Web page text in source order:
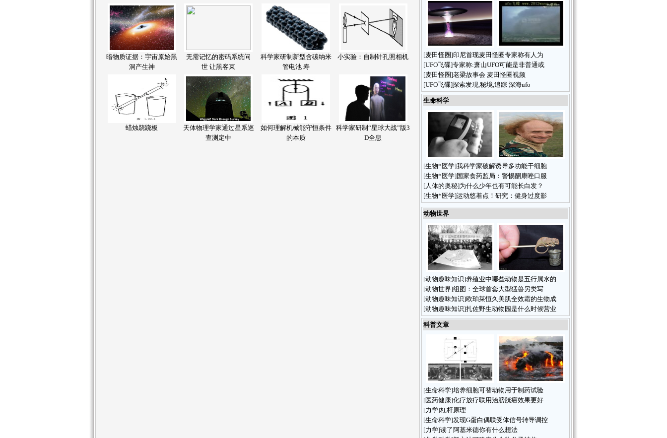
暗物质证据：宇宙原始黑
洞产生神
无需记忆的密码系统问
世 让黑客束
科学家研制新型含碳纳米
管电池 寿
小实验：自制针孔照相机
蜡烛跷跷板
天体物理学家通过星系巡
查测定中
如何理解机械能守恒条件
的本质
科学家研制“星球大战”版3
D全息
[麦田怪圈]印尼首现麦田怪圈专家称有人为
[UFO飞碟]专家称:萧山UFO可能是非普通或
[麦田怪圈]老梁故事会 麦田怪圈视频
[UFO飞碟]探索发现,秘境,追踪 深海ufo
生命科学
[生物*医学]我科学家破解诱导多功能干细胞
[生物*医学]国家食药监局：警惕酮康唑口服
[人体的奥秘]为什么少年也有可能长白发？
[生物*医学]运动悠着点！研究：健身过度影
动物世界
[动物趣味知识]养殖业中哪些动物是五行属水的
[动物世界]组图：全球首套大型猛兽另类写
[动物趣味知识]欧珀莱恒久美肌全效霜的生物成
[动物趣味知识]扎佐野生动物园是什么时候营业
科普文章
[生命科学]培养细胞可替动物用于制药试验
[医药健康]化疗放疗联用治膀胱癌效果更好
[力学]杠杆原理
[生命科学]发现G蛋白偶联受体信号转导调控
[力学]读了阿基米德你有什么想法